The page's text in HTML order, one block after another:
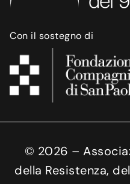
Con il sostegno di
© 2026 –
della Resistenza,